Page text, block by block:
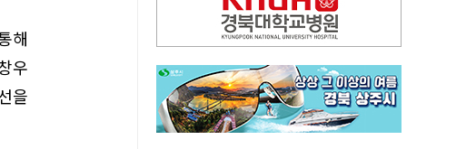
해
우
을